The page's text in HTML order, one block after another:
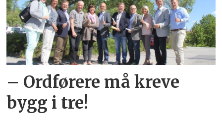
– Ordførere må kreve
bygg i tre!